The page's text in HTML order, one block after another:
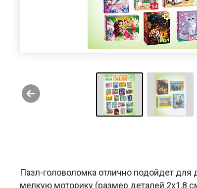
Пазл-головоломка отлично подойдет для
мелкую моторику (размер деталей 2х1,8